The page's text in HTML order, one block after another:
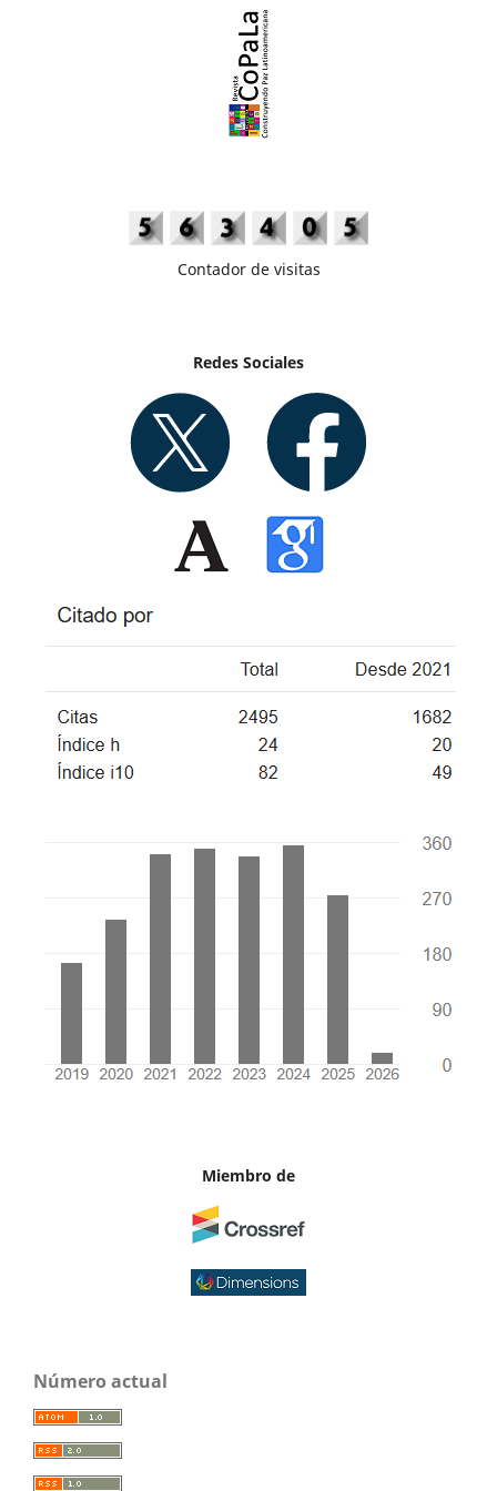
Contador de visitas
Redes Sociales
Miembro de
Número actual